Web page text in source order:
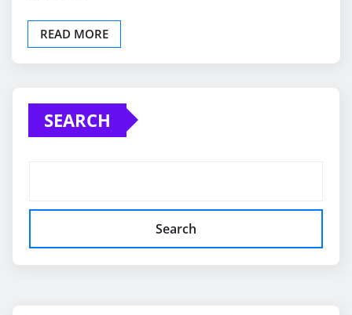
READ MORE
SEARCH
Search